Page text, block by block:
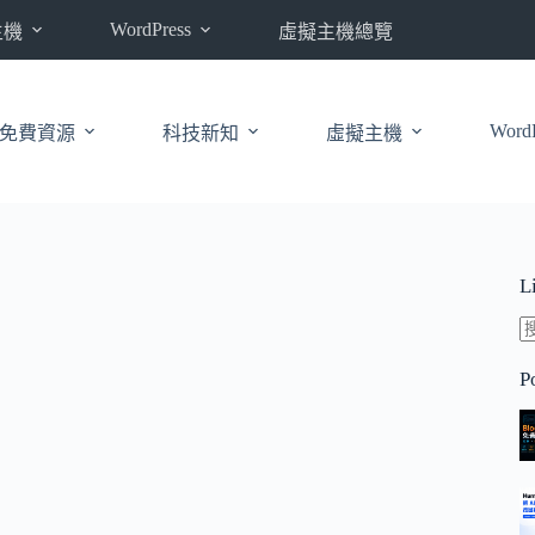
WordPress 虛擬主機總覽
免費資源 科技新知 虛擬主機